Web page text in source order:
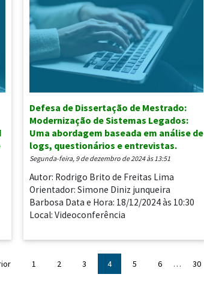
Defesa de Dissertação de Mestrado:
Modernização de Sistemas Legados:
Uma abordagem baseada em análise de
logs, questionários e entrevistas.
segunda-feira, 9 de dezembro de 2024 às 13:51
Autor: Rodrigo Brito de Freitas Lima
Orientador: Simone Diniz junqueira
Barbosa Data e Hora: 18/12/2024 às 10:30
Local: Videoconferência
1 2 3 4 5 6 … 30